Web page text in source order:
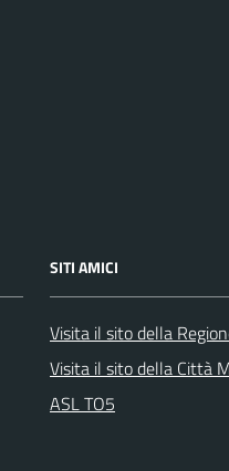
SITI AMICI
Visita il sito della
Visita il sito della Città
ASL TO5